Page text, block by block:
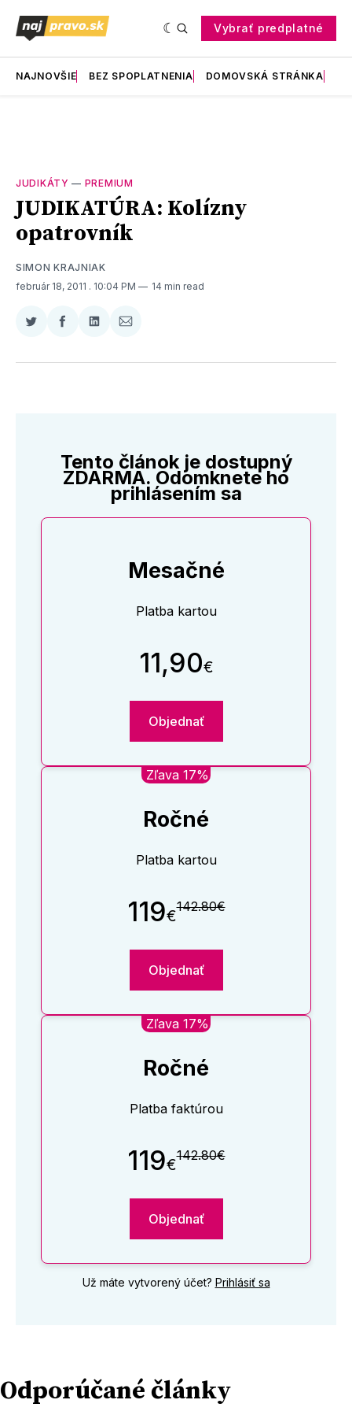
Vybrať predplatné
NAJNOVŠIE BEZ SPOPLATNENIA DOMOVSKÁ STRÁNKA
JUDIKÁTY — PREMIUM
JUDIKATÚRA: Kolízny
opatrovník
SIMON KRAJNIAK
február 18, 2011 . 10:04 PM 14 min read
Zdieľať
Twitter
Zdieľať
Facebooku
Zdieľať
LinkedIne
Zdieľať
E-
Tento článok je dostupný
ZDARMA. Odomknete ho
prihlásením sa
Mesačné
Platba kartou
11,90€
Objednať
Zľava 17%
Ročné
Platba kartou
119€142.80€
Objednať
Zľava 17%
Ročné
Platba faktúrou
119€142.80€
Objednať
Už máte vytvorený účet? Prihlásiť sa
Odporúčané články